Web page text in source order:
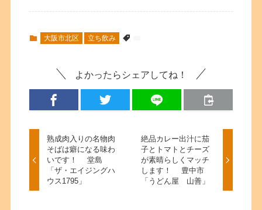
大阪市北区 立ち飲み
よかったらシェアしてね！
熟成肉入りの名物肉
そばは癖になる味わ
いです！ 堂島
「ザ・エイジングハ
ウス1795」
絶品カレー出汁に茄
子とトマトとチーズ
が素晴らしくマッチ
します！ 豊中市
「うどん屋 山善」